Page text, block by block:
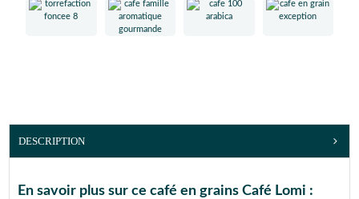
DESCRIPTION
En savoir plus sur ce café en grains Café Lomi :